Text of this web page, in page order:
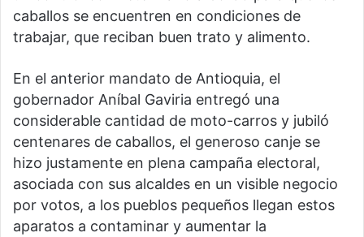
caballos se encuentren en condiciones de
trabajar, que reciban buen trato y alimento.
En el anterior mandato de Antioquia, el
gobernador Aníbal Gaviria entregó una
considerable cantidad de moto-carros y jubiló
centenares de caballos, el generoso canje se
hizo justamente en plena campaña electoral,
asociada con sus alcaldes en un visible negocio
por votos, a los pueblos pequeños llegan estos
aparatos a contaminar y aumentar la